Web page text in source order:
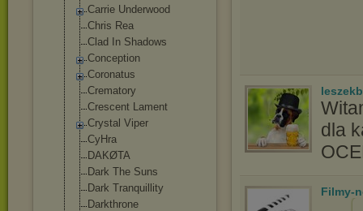
Carrie Underwood
Chris Rea
Clad In Shadows
Conception
Coronatus
Crematory
Crescent Lament
Crystal Viper
CyHra
DAKØTA
Dark The Suns
Dark Tranquillity
Darkthrone
dla
Filmy-